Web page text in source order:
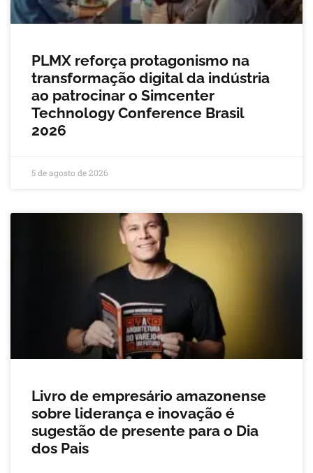
PLMX reforça protagonismo na
transformação digital da indústria
ao patrocinar o Simcenter
Technology Conference Brasil
2026
5 de agosto de 2026
Livro de empresário amazonense
sobre liderança e inovação é
sugestão de presente para o Dia
dos Pais